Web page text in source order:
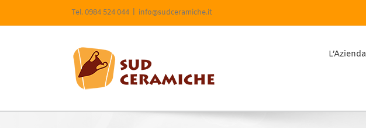
contenuto
Tel. 0984 524 044 info@sudceramiche.it
L’Azienda